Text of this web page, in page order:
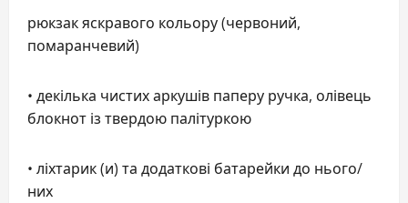
рюкзак яскравого кольору (червоний,
помаранчевий)
• декілька чистих аркушів паперу ручка, олівець
блокнот із твердою палітуркою
• ліхтарик (и) та додаткові батарейки до нього/
них